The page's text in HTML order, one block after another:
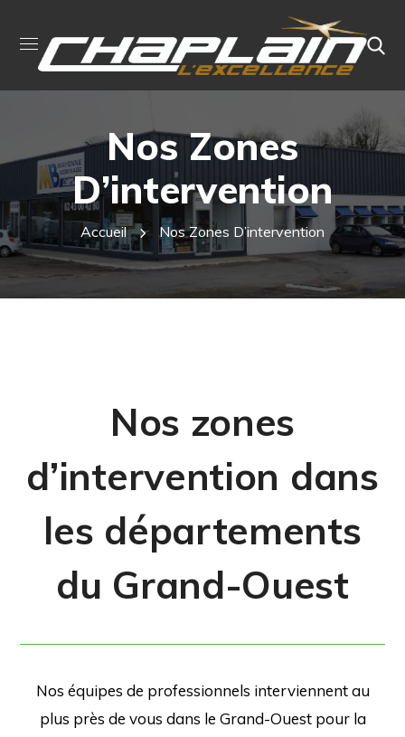
Nos Zones
D’intervention
Accueil Nos Zones D’intervention
Nos zones
d’intervention dans
les départements
du Grand-Ouest
Nos équipes de professionnels interviennent au
plus près de vous dans le Grand-Ouest pour la